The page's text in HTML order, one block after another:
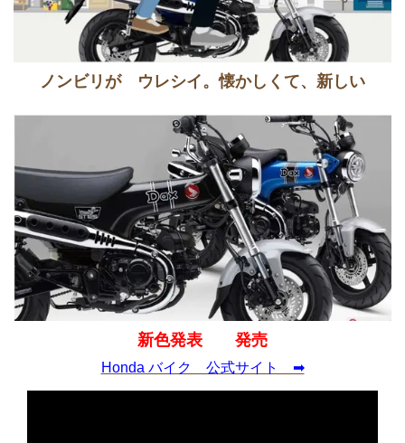
ノンビリが ウレシイ。懐かしくて、新しい
新色発表 発売
Honda バイク 公式サイト ➡